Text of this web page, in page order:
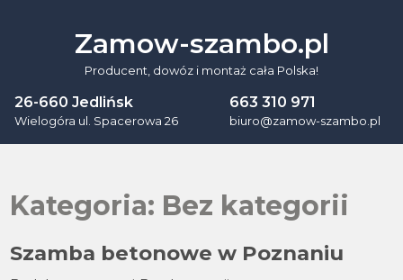
Zamow-szambo.pl
Producent, dowóz i montaż cała Polska!
26-660 Jedlińsk
Wielogóra ul. Spacerowa 26
663 310 971
biuro@zamow-szambo.pl
Kategoria: Bez kategorii
Szamba betonowe w Poznaniu